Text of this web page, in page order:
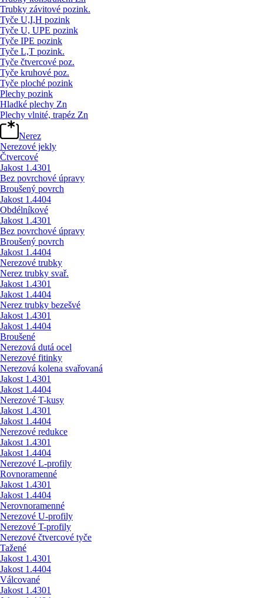
Trubky závitové pozink.
Tyče U,I,H pozink
Tyče U, UPE pozink
Tyče IPE pozink
Tyče L,T pozink.
Tyče čtvercové poz.
Tyče kruhové poz.
Tyče ploché pozink
Plechy pozink
Hladké plechy Zn
Plechy vlnité, trapéz Zn
Nerez
Nerezové jekly
Čtvercové
Jakost 1.4301
Bez povrchové úpravy
Broušený povrch
Jakost 1.4404
Obdélníkové
Jakost 1.4301
Bez povrchové úpravy
Broušený povrch
Jakost 1.4404
Nerezové trubky
Nerez trubky svař.
Jakost 1.4301
Jakost 1.4404
Nerez trubky bezešvé
Jakost 1.4301
Jakost 1.4404
Broušené
Nerezová dutá ocel
Nerezové fitinky
Nerezová kolena svařovaná
Jakost 1.4301
Jakost 1.4404
Nerezové T-kusy
Jakost 1.4301
Jakost 1.4404
Nerezové redukce
Jakost 1.4301
Jakost 1.4404
Nerezové L-profily
Rovnoramenné
Jakost 1.4301
Jakost 1.4404
Nerovnoramenné
Nerezové U-profily
Nerezové T-profily
Nerezové čtvercové tyče
Tažené
Jakost 1.4301
Jakost 1.4404
Válcované
Jakost 1.4301